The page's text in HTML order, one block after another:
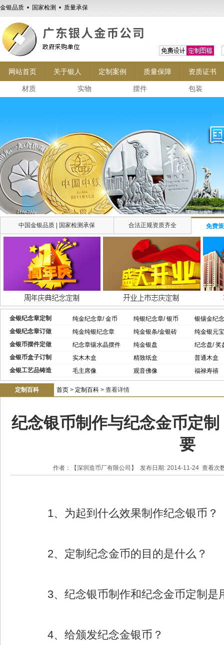
金银品质 • 国家检测 • 质量承保
网站首页 关于银人 定制案例 质量保障 资质证书
材质 实物 摆件 包装
中国金银品质 | 国家检测承保 合法正规资质齐全 免费
金银纪念章定制 纯金纪念章/ 金币 纯银纪念章/ 银币
银镶金纪
金银纪念章订做
纯金纯银纪念章 纯金银条/金银砖
纯金银元宝
金银币摆件定做
纪念章镶水晶摆件 纯金银盘
纪念盘/ 奖
金银币盒子订制
实木木盒 精致纸盒
普通木盒
金银工艺品铸造
毛主席像 观音佛像 福禄寿禧
定制百科 首页 > 定制百科 > 查看详情
纪念银币制作与纪念金币定
要
作者：【深圳造币厂有限公司】 发布日期: 2014-11-24 查看次
1、为起到什么效果制作纪念银币？
2、定制纪念金币的目的是什么？
3、纪念银币制作和纪念金币定制是
4、给颁发纪念金银币？